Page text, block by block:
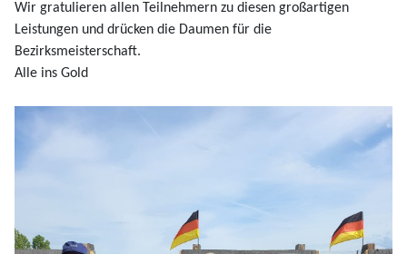
Wir gratulieren allen Teilnehmern zu diesen großartigen
Leistungen und drücken die Daumen für die
Bezirksmeisterschaft.
Alle ins Gold